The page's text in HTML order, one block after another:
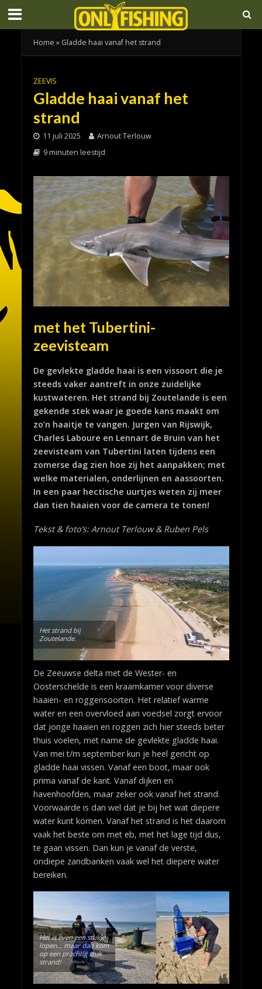
Home » Gladde haai vanaf het strand
ZEEVIS
Gladde haai vanaf het
strand
11 juli 2025
Arnout Terlouw
9 minuten leestijd
met het Tubertini-
zeevisteam
De gevlekte gladde haai is een vissoort die je
steeds vaker aantreft in onze zuidelijke
kustwateren. Het strand bij Zoutelande is een
gekende stek waar je goede kans maakt om
zo’n haaitje te vangen. Jurgen van Rijswijk,
Charles Laboure en Lennart de Bruin van het
zeevisteam van Tubertini laten tijdens een
zomerse dag zien hoe zij het aanpakken; met
welke materialen, onderlijnen en aassoorten.
In een paar hectische uurtjes weten zij meer
dan tien haaien voor de camera te tonen!
Tekst & foto’s: Arnout Terlouw & Ruben Pels
Het strand bij
Zoutelande.
De Zeeuwse delta met de Wester- en
Oosterschelde is een kraamkamer voor diverse
haaien- en roggensoorten. Het relatief warme
water en een overvloed aan voedsel zorgt ervoor
dat jonge haaien en roggen zich hier steeds beter
thuis voelen, met name de gevlekte gladde haai.
Van mei t/m september kun je heel gericht op
gladde haai vissen. Vanaf een boot, maar ook
prima vanaf de kant. Vanaf dijken en
havenhoofden, maar zeker ook vanaf het strand.
Voorwaarde is dan wel dat je bij het wat diepere
water kunt komen. Vanaf het strand is het daarom
vaak het beste om met eb, met het lage tijd dus,
te gaan vissen. Dan kun je vanaf de verste,
ondiepe zandbanken vaak wel het diepere water
bereiken.
Het is even een stukje
lopen… maar dan kom
op een prachtig stuk
strand!